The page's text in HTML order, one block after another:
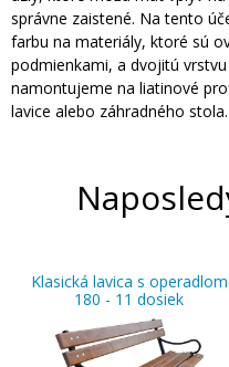
správne zaistené. Na tento
farbu na materiály, ktoré sú
podmienkami, a dvojitú
namontujeme na liatinové
lavice alebo záhradného stola.
Klasická lavica s operadlom
180 - 11 dosiek